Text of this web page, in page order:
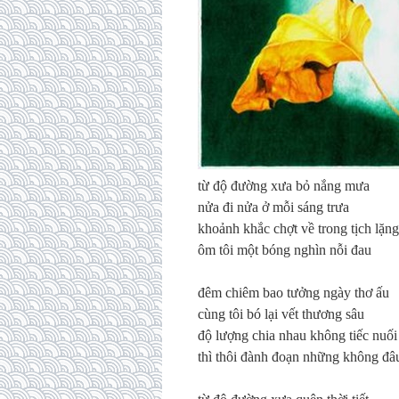
từ độ đường xưa bỏ nắng mưa
nửa đi nửa ở mỗi sáng trưa
khoảnh khắc chợt về trong tịch lặng
ôm tôi một bóng nghìn nỗi đau
đêm chiêm bao tưởng ngày thơ ấu
cùng tôi bó lại vết thương sâu
độ lượng chia nhau không tiếc nuối
thì thôi đành đoạn những không